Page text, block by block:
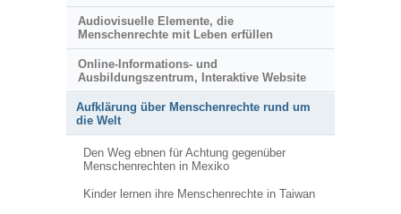
Audiovisuelle Elemente, die
Menschenrechte mit Leben erfüllen
Online-Informations- und
Ausbildungszentrum, Interaktive Website
Aufklärung über Menschenrechte rund um
die Welt
Den Weg ebnen für Achtung gegenüber
Menschenrechten in Mexiko
Kinder lernen ihre Menschenrechte in Taiwan